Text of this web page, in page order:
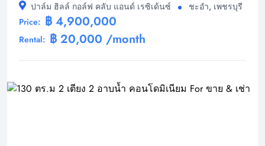
ปาล์ม ฮิลล์ กอล์ฟ คลับ แอนด์ เรซิเด้นซ์
ชะอำ, เพชรบุรี
Price: ฿ 4,900,000
Rental: ฿ 20,000 /month